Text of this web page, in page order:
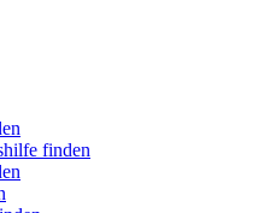
finden